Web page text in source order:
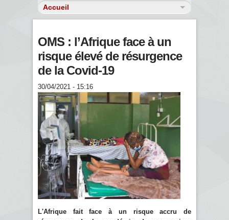
OMS : l’Afrique face à un
risque élevé de résurgence
de la Covid-19
30/04/2021 - 15:16
L'Afrique fait face à un risque accru de